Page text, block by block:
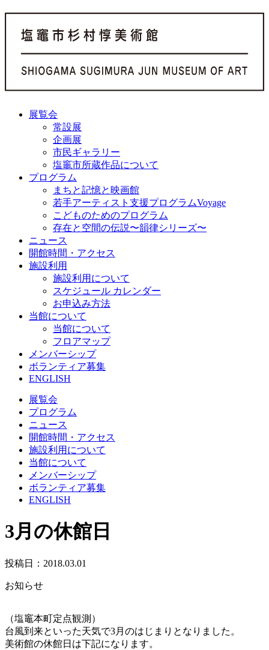
展覧会
常設展
企画展
市民ギャラリー
塩竈市所蔵作品について
プログラム
まちと記憶と映画館
若手アーティスト支援プログラムVoyage
こどものためのプログラム
存在と空間の伝説〜韻律シリーズ〜
ニュース
開館時間・アクセス
施設利用
施設利用について
スケジュール カレンダー
お申込み方法
当館について
当館について
フロアマップ
メンバーシップ
ボランティア募集
ENGLISH
展覧会
プログラム
ニュース
開館時間・アクセス
施設利用について
当館について
メンバーシップ
ボランティア募集
ENGLISH
3月の休館日
投稿日：2018.03.01
お知らせ
（塩竈本町定点観測）
台風到来といった天気で3月のはじまりとなりました。
美術館の休館日は下記になります。